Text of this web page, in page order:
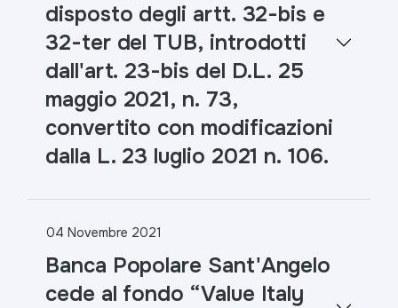
disposto degli artt. 32-bis e
32-ter del TUB, introdotti
dall'art. 23-bis del D.L. 25
maggio 2021, n. 73,
convertito con modificazioni
dalla L. 23 luglio 2021 n. 106.
04 Novembre 2021
Banca Popolare Sant'Angelo
cede al fondo “Value Italy